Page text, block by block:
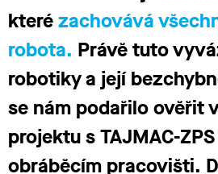
kterézachovává
robota. Právě tuto
robotiky a její
se nám podařilo ověřit
projektu s TAJMAC-
obráběcím pracovišti.